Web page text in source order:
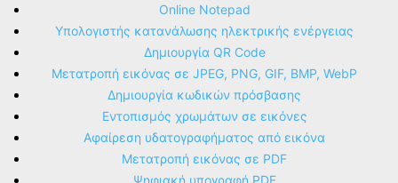
Online Notepad
Υπολογιστής κατανάλωσης ηλεκτρικής ενέργειας
Δημιουργία QR Code
Μετατροπή εικόνας σε JPEG, PNG, GIF, BMP, WebP
Δημιουργία κωδικών πρόσβασης
Εντοπισμός χρωμάτων σε εικόνες
Αφαίρεση υδατογραφήματος από εικόνα
Μετατροπή εικόνας σε PDF
Ψηφιακή υπογραφή PDF